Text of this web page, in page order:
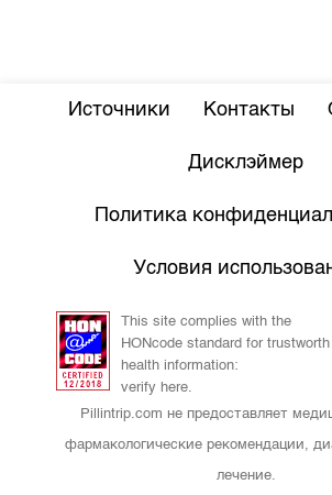
Источники Контакты
Дисклэймер
Политика
Условия
This site complies with the
HONcode standard for trustworth
health information:
verify here.
Pillintrip.com не предоставляет
фармакологические рекомендации,
лечение.